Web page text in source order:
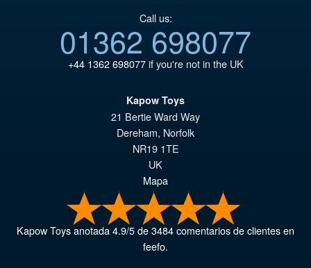
Call us:
01362 698077
+44 1362 698077if you're not in the UK
Kapow Toys
21 Bertie Ward Way
Dereham, Norfolk
NR19 1TE
UK
Mapa
Kapow Toysanotada4.9/5de3484comentarios de clientes en
feefo.